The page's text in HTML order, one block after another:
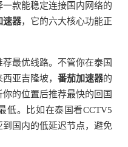
款能稳定连接国内网络的
速器，它的六大核心功能正
最优线路。不管你在泰国
亚吉隆坡， 番茄加速器的
的位置后推荐最快的回国
低。比如在泰国看CCTV5
国内的低延迟节点，避免